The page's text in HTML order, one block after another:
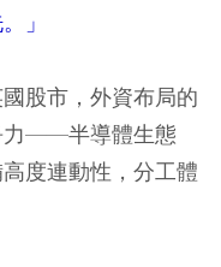
」
股市，外資布局的
力——半導體生態
度連動性，分工體